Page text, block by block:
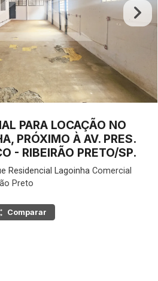
PARA LOCAÇÃO NO
PRÓXIMO À AV. PRES.
- RIBEIRÃO PRETO/SP.
Residencial Lagoinha Comercial
Preto
Comparar